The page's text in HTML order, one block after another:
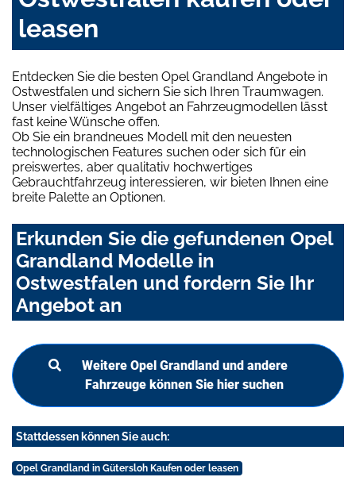
leasen
Entdecken Sie die besten Opel Grandland Angebote in
Ostwestfalen und sichern Sie sich Ihren Traumwagen.
Unser vielfältiges Angebot an Fahrzeugmodellen lässt
fast keine Wünsche offen.
Ob Sie ein brandneues Modell mit den neuesten
technologischen Features suchen oder sich für ein
preiswertes, aber qualitativ hochwertiges
Gebrauchtfahrzeug interessieren, wir bieten Ihnen eine
breite Palette an Optionen.
Erkunden Sie die gefundenen Opel
Grandland Modelle in
Ostwestfalen und fordern Sie Ihr
Angebot an
Weitere Opel Grandland und andere
Fahrzeuge können Sie hier suchen
Stattdessen können Sie auch:
Opel Grandland in Gütersloh Kaufen oder leasen